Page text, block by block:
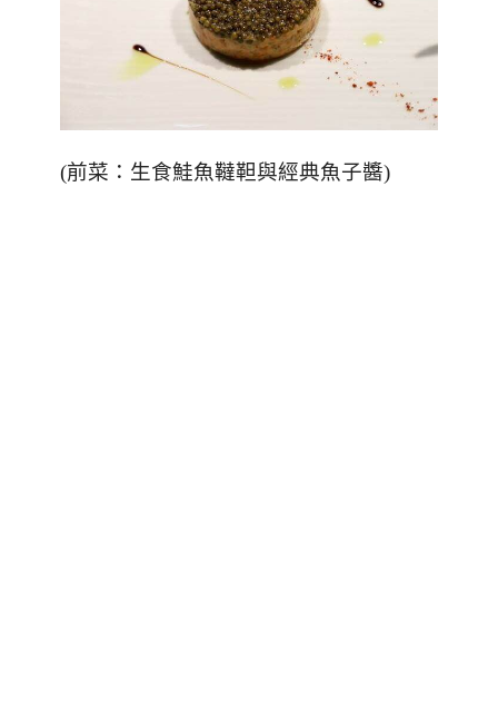
(前菜：生食鮭魚韃靼與經典魚子醬)